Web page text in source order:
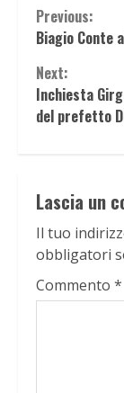
Reading
Previous:
Biagio Conte
Next:
Inchiesta
del prefetto
Lascia un
Il tuo
obbligatori
Commento *